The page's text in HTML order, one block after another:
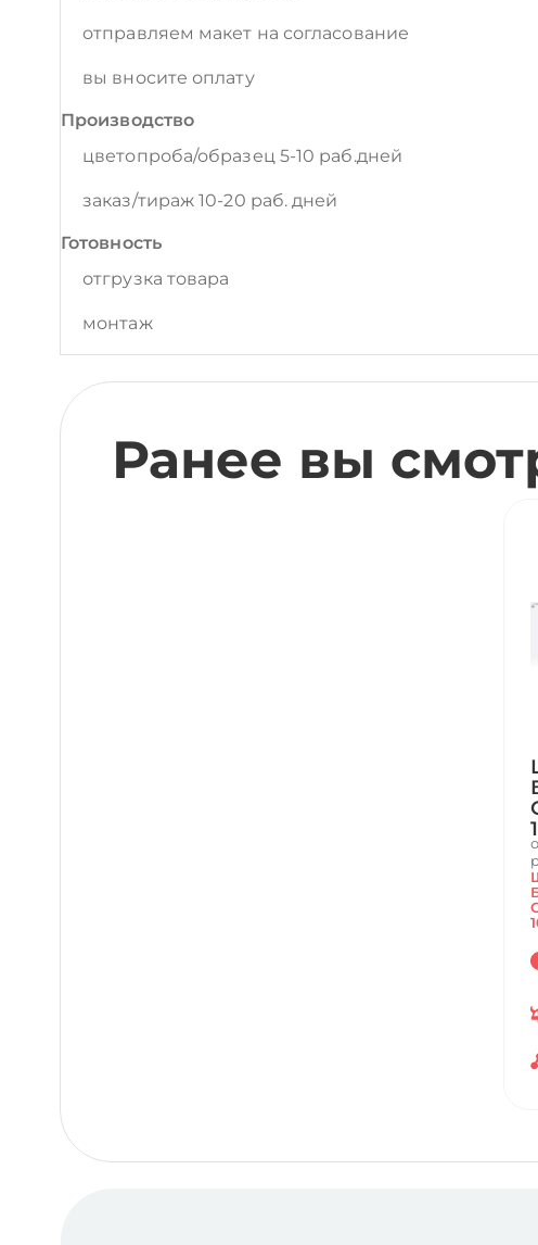
отправляем макет на согласование
вы вносите оплату
Производство
цветопроба/образец 5-10 раб.дней
заказ/тираж 10-20 раб. дней
Готовность
отгрузка товара
монтаж
Ранее вы